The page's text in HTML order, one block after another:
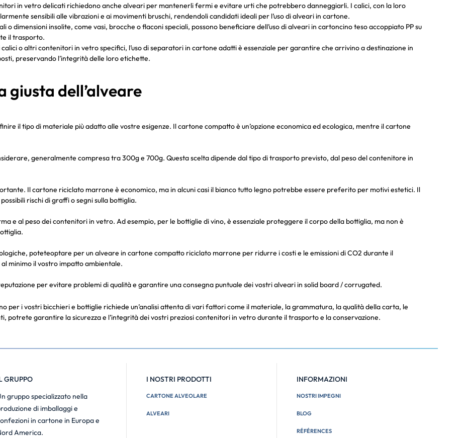
in vetro delicati richiedono anche alveari per mantenerli fermi e evitare urti che potrebbero danneggiarli. I calici, con la loro
sensibili alle vibrazioni e ai movimenti bruschi, rendendoli candidati ideali per l’uso di alveari in cartone.
dimensioni insolite, come vasi, brocche o flaconi speciali, possono beneficiare dell’uso di alveari in cartoncino teso accoppiato PP su
il trasporto.
o altri contenitori in vetro specifici, l’uso di separatori in cartone adatti è essenziale per garantire che arrivino a destinazione in
preservando l’integrità delle loro etichette.
giusta dell’alveare
il tipo di materiale più adatto alle vostre esigenze. Il cartone compatto è un’opzione economica ed ecologica, mentre il cartone
generalmente compresa tra 300g e 700g. Questa scelta dipende dal tipo di trasporto previsto, dal peso del contenitore in
Il cartone riciclato marrone è economico, ma in alcuni casi il bianco tutto legno potrebbe essere preferito per motivi estetici. Il
rischi di graffi o segni sulla bottiglia.
e al peso dei contenitori in vetro. Ad esempio, per le bottiglie di vino, è essenziale proteggere il corpo della bottiglia, ma non è
poteteoptare per un alveare in cartone compatto riciclato marrone per ridurre i costi e le emissioni di CO2 durante il
minimo il vostro impatto ambientale.
per evitare problemi di qualità e garantire una consegna puntuale dei vostri alveari in solid board / corrugated.
per i vostri bicchieri e bottiglie richiede un’analisi attenta di vari fattori come il materiale, la grammatura, la qualità della carta, le
potrete garantire la sicurezza e l’integrità dei vostri preziosi contenitori in vetro durante il trasporto e la conservazione.
GRUPPO
gruppo specializzato nella
di imballaggi e
in cartone in Europa e
America.
I NOSTRI PRODOTTI
CARTONE ALVEOLARE
ALVEARI
INFORMAZIONI
NOSTRI IMPEGNI
BLOG
RÉFÉRENCES